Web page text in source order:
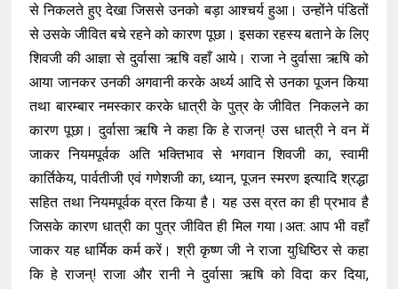
से निकलते हुए देखा जिससे उनको बड़ा आश्चर्य हुआ। उन्होंने पंडितों
से उसके जीवित बचे रहने को कारण पूछा। इसका रहस्य बताने के लिए
शिवजी की आज्ञा से दुर्वासा ऋषि वहाँ आये। राजा ने दुर्वासा ऋषि को
आया जानकर उनकी अगवानी करके अर्थ्य आदि से उनका पूजन किया
तथा बारम्बार नमस्कार करके धात्री के पुत्र के जीवित निकलने का
कारण पूछा। दुर्वासा ऋषि ने कहा कि हे राजन्! उस धात्री ने वन में
जाकर नियमपूर्वक अति भक्तिभाव से भगवान शिवजी का, स्वामी
कार्तिकेय, पार्वतीजी एवं गणेशजी का, ध्यान, पूजन स्मरण इत्यादि श्रद्धा
सहित तथा नियमपूर्वक व्रत किया है। यह उस व्रत का ही प्रभाव है
जिसके कारण धात्री का पुत्र जीवित ही मिल गया।अत: आप भी वहाँ
जाकर यह धार्मिक कर्म करें। श्री कृष्ण जी ने राजा युधिष्ठिर से कहा
कि हे राजन्! राजा और रानी ने दुर्वासा ऋषि को विदा कर दिया,